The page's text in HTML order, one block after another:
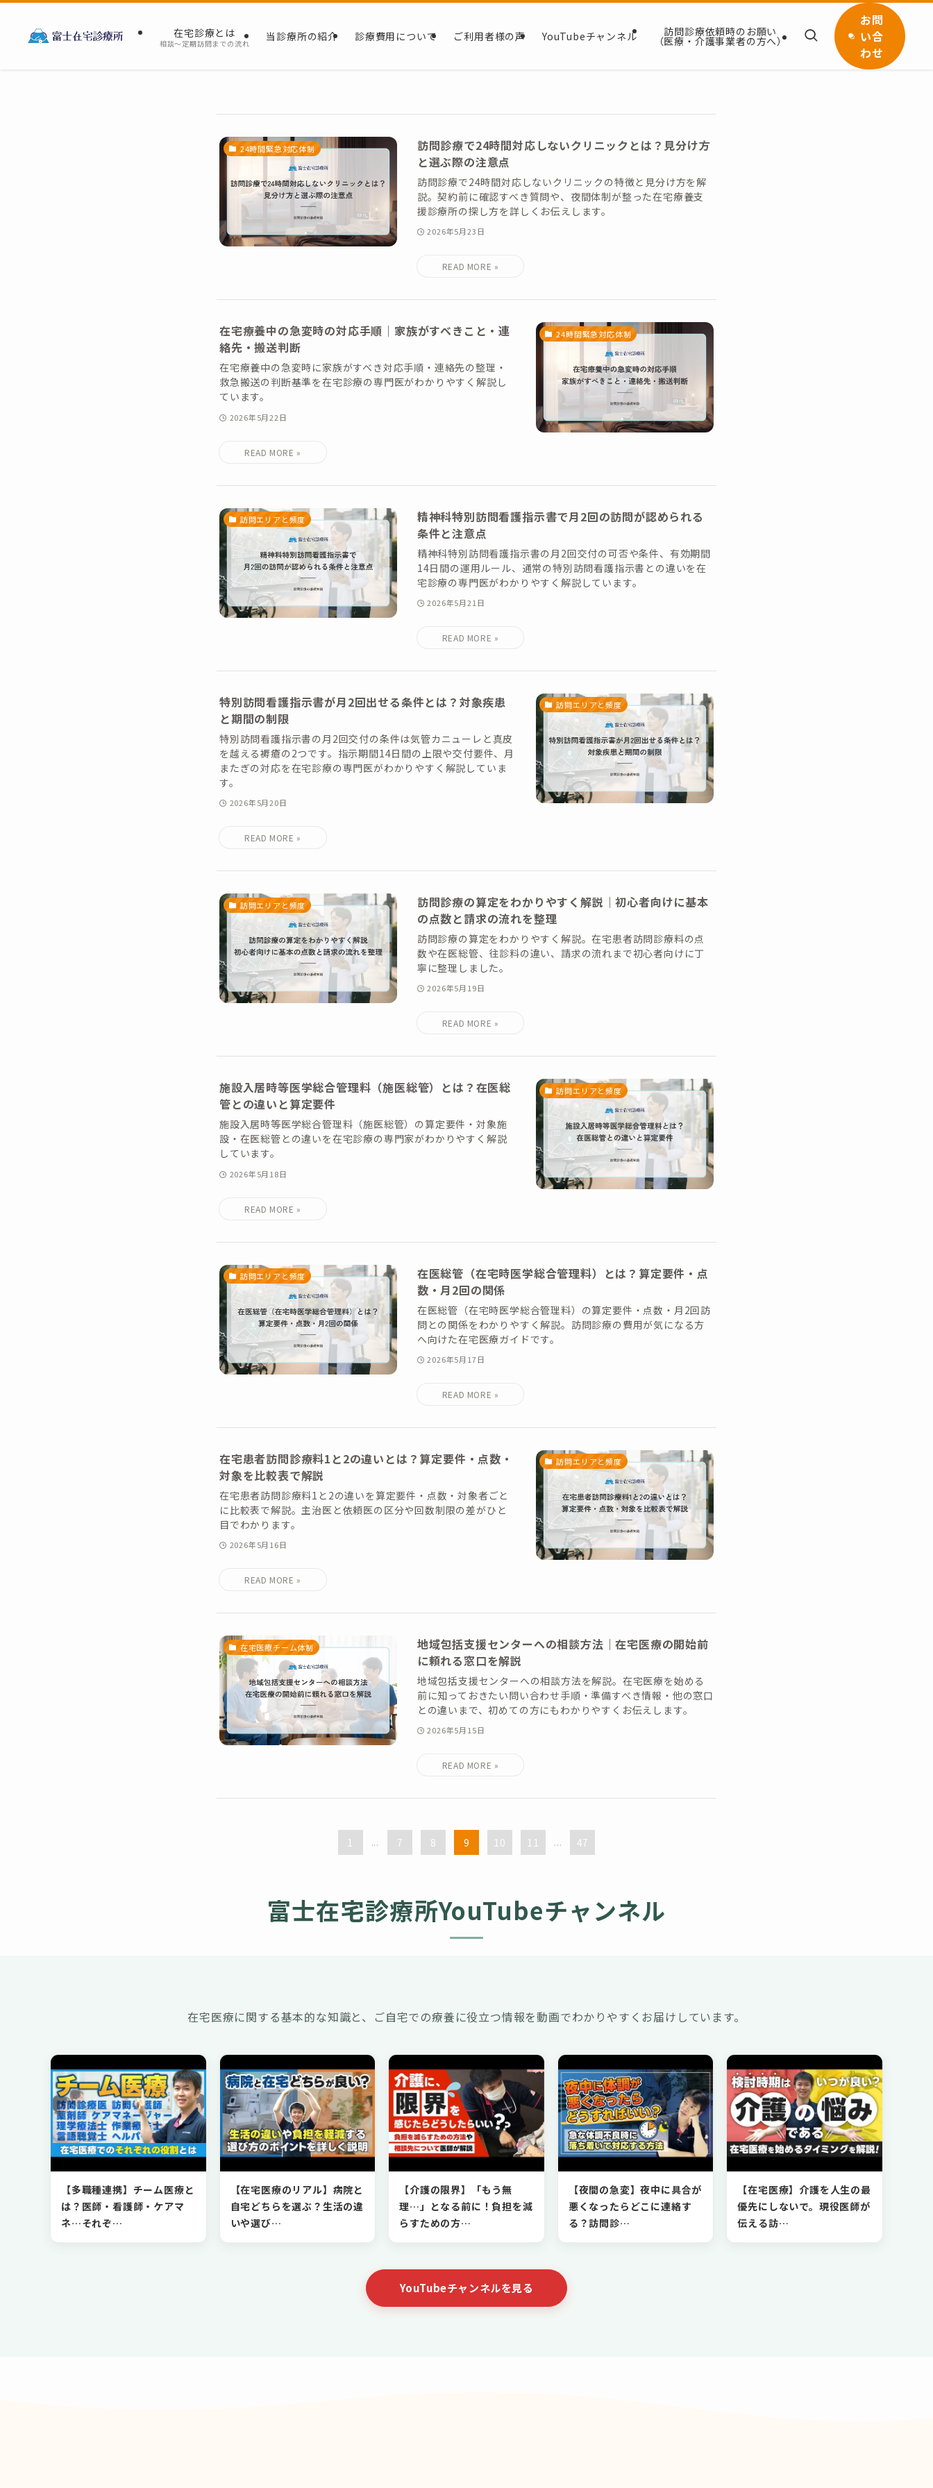
在宅診療とは
相談～定期訪問までの流れ
当診療所の紹介 診療費用について ご利用者様の声 YouTubeチャンネル 訪問診療依頼時のお願い
（医療・介護事業者の方へ）
お問
い合
わせ
24時間緊急対応体制
訪問診療で24時間対応しないクリニックとは？見分け方
と選ぶ際の注意点
訪問診療で24時間対応しないクリニックの特徴と見分け方を解
説。契約前に確認すべき質問や、夜間体制が整った在宅療養支
援診療所の探し方を詳しくお伝えします。
2026年5月23日
24時間緊急対応体制
在宅療養中の急変時の対応手順｜家族がすべきこと・連
絡先・搬送判断
在宅療養中の急変時に家族がすべき対応手順・連絡先の整理・
救急搬送の判断基準を在宅診療の専門医がわかりやすく解説し
ています。
2026年5月22日
訪問エリアと頻度
精神科特別訪問看護指示書で月2回の訪問が認められる
条件と注意点
精神科特別訪問看護指示書の月2回交付の可否や条件、有効期間
14日間の運用ルール、通常の特別訪問看護指示書との違いを在
宅診療の専門医がわかりやすく解説しています。
2026年5月21日
訪問エリアと頻度
特別訪問看護指示書が月2回出せる条件とは？対象疾患
と期間の制限
特別訪問看護指示書の月2回交付の条件は気管カニューレと真皮
を越える褥瘡の2つです。指示期間14日間の上限や交付要件、月
またぎの対応を在宅診療の専門医がわかりやすく解説していま
す。
2026年5月20日
訪問エリアと頻度
訪問診療の算定をわかりやすく解説｜初心者向けに基本
の点数と請求の流れを整理
訪問診療の算定をわかりやすく解説。在宅患者訪問診療料の点
数や在医総管、往診料の違い、請求の流れまで初心者向けに丁
寧に整理しました。
2026年5月19日
訪問エリアと頻度
施設入居時等医学総合管理料（施医総管）とは？在医総
管との違いと算定要件
施設入居時等医学総合管理料（施医総管）の算定要件・対象施
設・在医総管との違いを在宅診療の専門家がわかりやすく解説
しています。
2026年5月18日
訪問エリアと頻度
在医総管（在宅時医学総合管理料）とは？算定要件・点
数・月2回の関係
在医総管（在宅時医学総合管理料）の算定要件・点数・月2回訪
問との関係をわかりやすく解説。訪問診療の費用が気になる方
へ向けた在宅医療ガイドです。
2026年5月17日
訪問エリアと頻度
在宅患者訪問診療料1と2の違いとは？算定要件・点数・
対象を比較表で解説
在宅患者訪問診療料1と2の違いを算定要件・点数・対象者ごと
に比較表で解説。主治医と依頼医の区分や回数制限の差がひと
目でわかります。
2026年5月16日
在宅医療チーム体制
地域包括支援センターへの相談方法｜在宅医療の開始前
に頼れる窓口を解説
地域包括支援センターへの相談方法を解説。在宅医療を始める
前に知っておきたい問い合わせ手順・準備すべき情報・他の窓口
との違いまで、初めての方にもわかりやすくお伝えします。
2026年5月15日
1 ... 7 8 9 10 11 ... 47
富士在宅診療所YouTubeチャンネル
在宅医療に関する基本的な知識と、ご自宅での療養に役立つ情報を動画でわかりやすくお届けしています。
【多職種連携】チーム医療と
は？医師・看護師・ケアマ
ネ…それぞ…
【在宅医療のリアル】病院と
自宅どちらを選ぶ？生活の違
いや選び…
【介護の限界】「もう無
理…」となる前に！負担を減
らすための方…
【夜間の急変】夜中に具合が
悪くなったらどこに連絡す
る？訪問診…
【在宅医療】介護を人生の最
優先にしないで。現役医師が
伝える訪…
YouTubeチャンネルを見る